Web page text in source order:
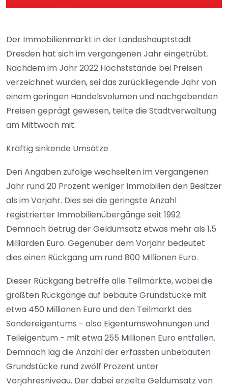
Der Immobilienmarkt in der Landeshauptstadt
Dresden hat sich im vergangenen Jahr eingetrübt.
Nachdem im Jahr 2022 Höchststände bei Preisen
verzeichnet wurden, sei das zurückliegende Jahr von
einem geringen Handelsvolumen und nachgebenden
Preisen geprägt gewesen, teilte die Stadtverwaltung
am Mittwoch mit.
Kräftig sinkende Umsätze
Den Angaben zufolge wechselten im vergangenen
Jahr rund 20 Prozent weniger Immobilien den Besitzer
als im Vorjahr. Dies sei die geringste Anzahl
registrierter Immobilienübergänge seit 1992.
Demnach betrug der Geldumsatz etwas mehr als 1,5
Milliarden Euro. Gegenüber dem Vorjahr bedeutet
dies einen Rückgang um rund 800 Millionen Euro.
Dieser Rückgang betreffe alle Teilmärkte, wobei die
größten Rückgänge auf bebaute Grundstücke mit
etwa 450 Millionen Euro und den Teilmarkt des
Sondereigentums - also Eigentumswohnungen und
Teileigentum - mit etwa 255 Millionen Euro entfallen.
Demnach lag die Anzahl der erfassten unbebauten
Grundstücke rund zwölf Prozent unter
Vorjahresniveau. Der dabei erzielte Geldumsatz von